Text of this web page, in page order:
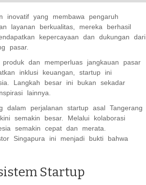
inovatif yang membawa pengaruh
layanan berkualitas, mereka berhasil
kepercayaan dan dukungan dari
pasar.
dan memperluas jangkauan pasar
inklusi keuangan, startup ini
Langkah besar ini bukan sekadar
lainnya.
perjalanan startup asal Tangerang
semakin besar. Melalui kolaborasi
semakin cepat dan merata.
Singapura ini menjadi bukti bahwa
Startup